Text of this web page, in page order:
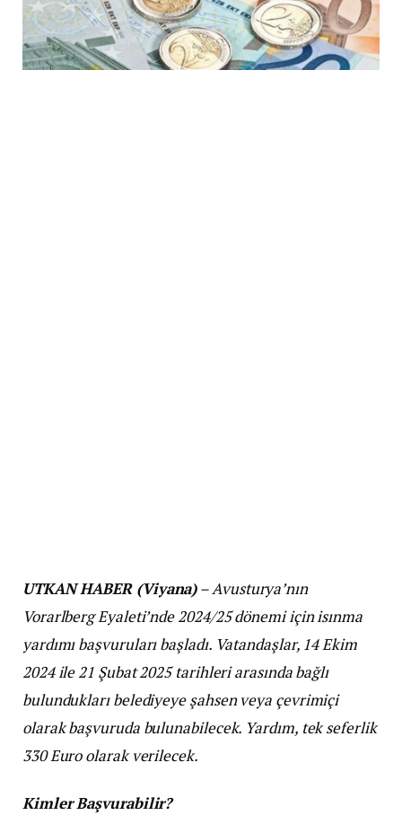
UTKAN HABER (Viyana)– Avusturya’nın
Vorarlberg Eyaleti’nde 2024/25 dönemi için isınma
yardımı başvuruları başladı. Vatandaşlar, 14 Ekim
2024 ile 21 Şubat 2025 tarihleri arasında bağlı
bulundukları belediyeye şahsen veya çevrimiçi
olarak başvuruda bulunabilecek. Yardım, tek seferlik
330 Euro olarak verilecek.
Kimler Başvurabilir?